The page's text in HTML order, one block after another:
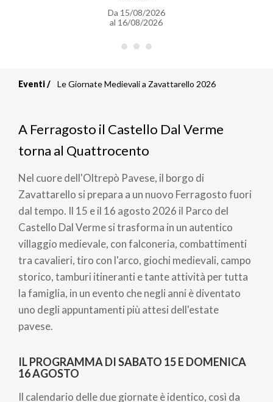
Da 15/08/2026
al 16/08/2026
di
pane
Eventi Le Giornate Medievali a Zavattarello 2026
A Ferragosto il Castello Dal Verme
torna al Quattrocento
Nel cuore dell'Oltrepò Pavese, il borgo di
Zavattarello si prepara a un nuovo Ferragosto fuori
dal tempo. Il 15 e il 16 agosto 2026 il Parco del
Castello Dal Verme si trasforma in un autentico
villaggio medievale, con falconeria, combattimenti
tra cavalieri, tiro con l'arco, giochi medievali, campo
storico, tamburi itineranti e tante attività per tutta
la famiglia, in un evento che negli anni è diventato
uno degli appuntamenti più attesi dell'estate
pavese.
IL PROGRAMMA DI SABATO 15 E DOMENICA
16 AGOSTO
Il calendario delle due giornate è identico, così da